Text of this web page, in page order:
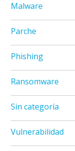
Malware
Parche
Phishing
Ransomware
Sin categoría
Vulnerabilidad